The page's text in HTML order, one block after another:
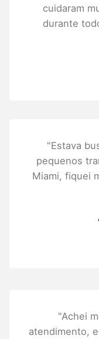
cuidaram
durante
"Estava
pequenos
Miami, fiquei
"Achei
atendimento,